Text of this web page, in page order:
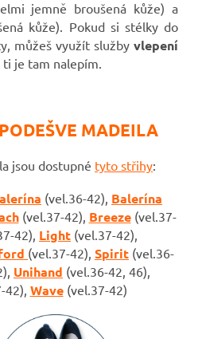
jemně broušená kůže) a
kůže). Pokud si stélky do
můžeš využít služby vlepení
ti je tam nalepím.
MADEILA
jsou dostupné tyto střihy:
(vel.36-42), Balerína
(vel.37-42), Breeze(vel.37-
42), Light (vel.37-42),
(vel.37-42), Spirit (vel.36-
Unihand (vel.36-42, 46),
42), Wave (vel.37-42)